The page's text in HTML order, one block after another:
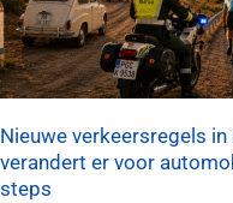
Nieuwe verkeersregels
verandert er voor
steps